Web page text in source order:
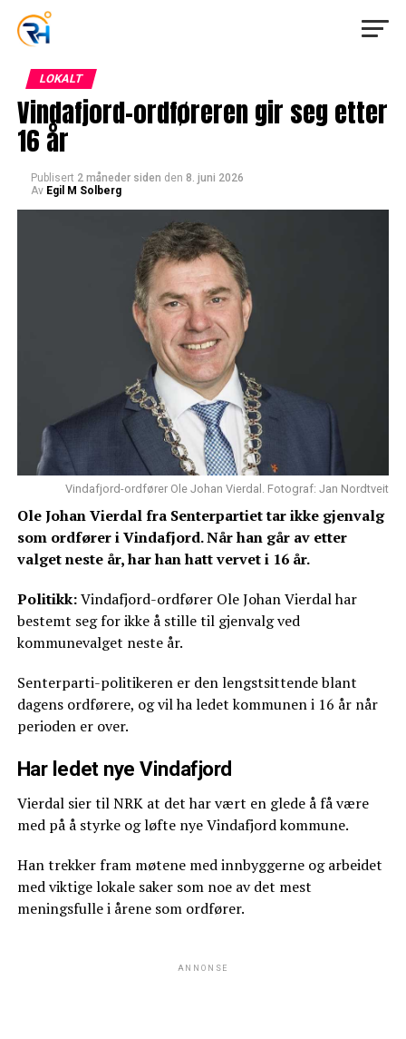
LOKALT
Vindafjord-ordføreren gir seg etter
16 år
Publisert 2 måneder siden den 8. juni 2026
Av Egil M Solberg
Vindafjord-ordfører Ole Johan Vierdal. Fotograf: Jan Nordtveit
Ole Johan Vierdal fra Senterpartiet tar ikke gjenvalg
som ordfører i Vindafjord. Når han går av etter
valget neste år, har han hatt vervet i 16 år.
Politikk:Vindafjord-ordfører Ole Johan Vierdal har
bestemt seg for ikke å stille til gjenvalg ved
kommunevalget neste år.
Senterparti-politikeren er den lengstsittende blant
dagens ordførere, og vil ha ledet kommunen i 16 år når
perioden er over.
Har ledet nye Vindafjord
Vierdal sier til NRK at det har vært en glede å få være
med på å styrke og løfte nye Vindafjord kommune.
Han trekker fram møtene med innbyggerne og arbeidet
med viktige lokale saker som noe av det mest
meningsfulle i årene som ordfører.
ANNONSE